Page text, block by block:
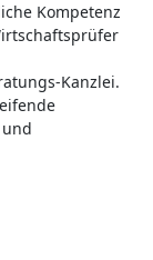
Kompetenz
Kanzlei.